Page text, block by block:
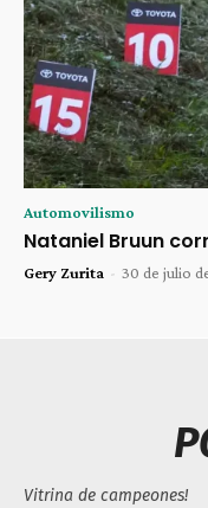
Automovilismo
Nataniel Bruun
Gery Zurita - 30 de julio
Vitrina de campeones!